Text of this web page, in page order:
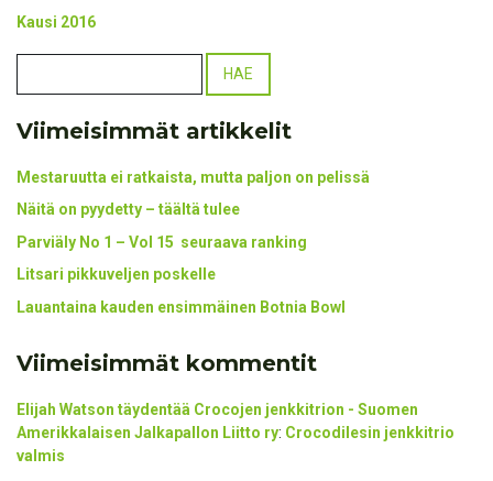
Kausi 2016
Viimeisimmät artikkelit
Mestaruutta ei ratkaista, mutta paljon on pelissä
Näitä on pyydetty – täältä tulee
Parviäly No 1 – Vol 15 seuraava ranking
Litsari pikkuveljen poskelle
Lauantaina kauden ensimmäinen Botnia Bowl
Viimeisimmät kommentit
Elijah Watson täydentää Crocojen jenkkitrion - Suomen
Amerikkalaisen Jalkapallon Liitto ry: Crocodilesin jenkkitrio
valmis